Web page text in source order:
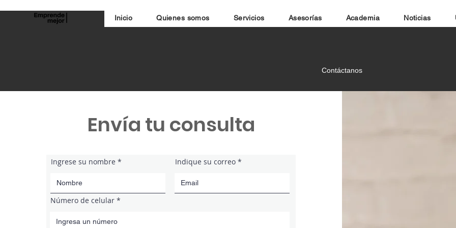
Inicio Quienes somos Servicios Asesorías Academia Noticias
Contáctanos
Envía tu consulta
Ingrese su nombre Indique su correo
Número de celular